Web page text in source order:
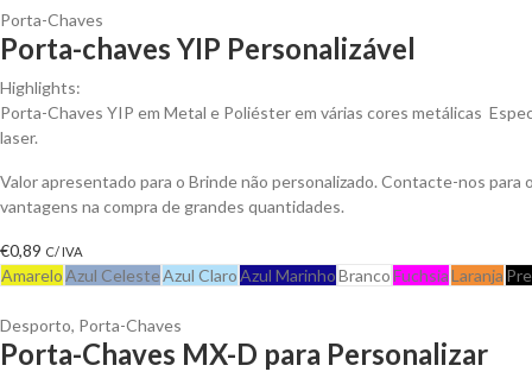
Porta-Chaves
Porta-chaves YIP Personalizável
Highlights:
Porta-Chaves YIP em Metal e Poliéster em várias cores metálicas
laser.
Valor apresentado para o Brinde não personalizado. Contacte-nos para
vantagens na compra de grandes quantidades.
€0,89 C/ IVA
AmareloAzul CelesteAzul ClaroAzul MarinhoBrancoFuchsiaLaranja
Desporto, Porta-Chaves
Porta-Chaves MX-D para Personalizar